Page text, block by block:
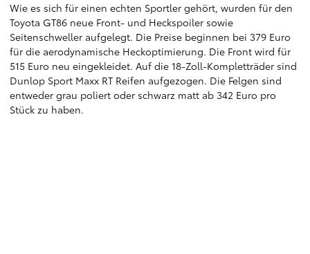
Wie es sich für einen echten Sportler gehört, wurden für den
Toyota GT86 neue Front- und Heckspoiler sowie
Seitenschweller aufgelegt. Die Preise beginnen bei 379 Euro
für die aerodynamische Heckoptimierung. Die Front wird für
515 Euro neu eingekleidet. Auf die 18-Zoll-Kompletträder sind
Dunlop Sport Maxx RT Reifen aufgezogen. Die Felgen sind
entweder grau poliert oder schwarz matt ab 342 Euro pro
Stück zu haben.